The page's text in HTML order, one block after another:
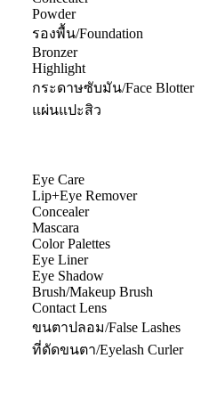
Powder
รองพื้น/Foundation
Bronzer
Highlight
กระดาษซับมัน/Face Blotter
แผ่นแปะสิว
Eye Care
Lip+Eye Remover
Concealer
Mascara
Color Palettes
Eye Liner
Eye Shadow
Brush/Makeup Brush
Contact Lens
ขนตาปลอม/False Lashes
ที่ดัดขนตา/Eyelash Curler